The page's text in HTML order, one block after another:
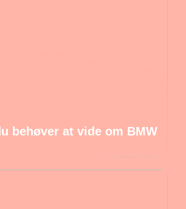
behøver at vide om BMW